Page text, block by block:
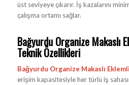
üst seviyeye çıkarır. İş kazalarını
çalışma ortamı sağlar.
Bağyurdu Organize Makaslı
Teknik Özellikleri
Bağyurdu Organize Makaslı
erişim kapasitesiyle her türlü iş